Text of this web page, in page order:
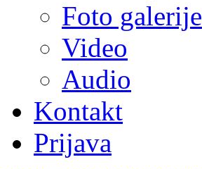
Foto galerije
Video
Audio
Kontakt
Prijava